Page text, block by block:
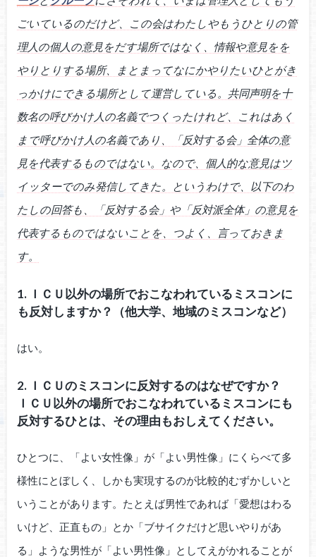
ごいているのだけど、この会はわたしやもうひとりの管
理人の個人の意見をだす場所ではなく、情報や意見をを
やりとりする場所、まとまってなにかやりたいひとがき
っかけにできる場所として運営している。共同声明を十
数名の呼びかけ人の名義でつくったけれど、これはあく
まで呼びかけ人の名義であり、「反対する会」全体の意
見を代表するものではない。なので、個人的な意見はツ
イッターでのみ発信してきた。というわけで、以下のわ
たしの回答も、「反対する会」や「反対派全体」の意見を
代表するものではないことを、つよく、言っておきま
す。
1. ＩＣＵ以外の場所でおこなわれているミスコンに
も反対しますか？（他大学、地域のミスコンなど）
はい。
2. ＩＣＵのミスコンに反対するのはなぜですか？
ＩＣＵ以外の場所でおこなわれているミスコンにも
反対するひとは、その理由もおしえてください。
ひとつに、「よい女性像」が「よい男性像」にくらべて多
様性にとぼしく、しかも実現するのが比較的むずかしいと
いうことがあります。たとえば男性であれば「愛想はわる
いけど、正直もの」とか「ブサイクだけど思いやりがあ
る」ような男性が「よい男性像」としてえがかれることが